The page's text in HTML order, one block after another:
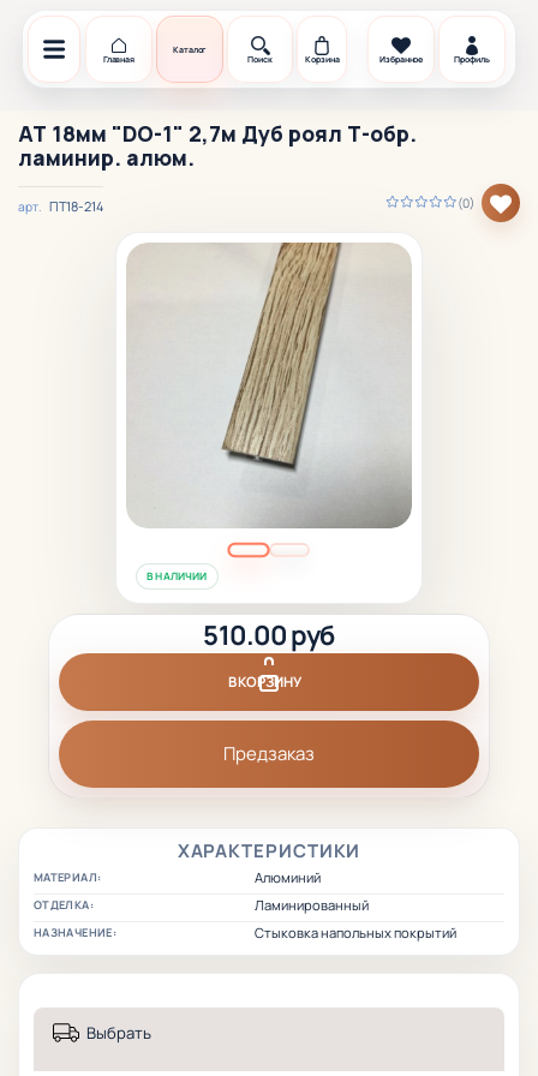
Главная
Каталог
Поиск
Корзина Избранное Профиль
АТ 18мм "DO-1" 2,7м Дуб роял Т-обр.
ламинир. алюм.
(0)
арт. ПТ18-214
В НАЛИЧИИ
ХАРАКТЕРИСТИКИ
МАТЕРИАЛ: Алюминий
ОТДЕЛКА: Ламинированный
НАЗНАЧЕНИЕ: Стыковка напольных покрытий
510.00 руб
В КОРЗИНУ
Предзаказ
Выбрать